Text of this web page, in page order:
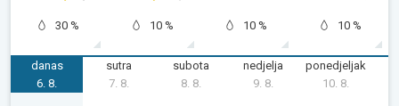
30 % 10 % 10 % 10 %
danas
četvrtak, 06. 08.
6. 8.
sutra
7. 8.
subota
8. 8.
nedjelja
9. 8.
ponedjeljak
10. 8.